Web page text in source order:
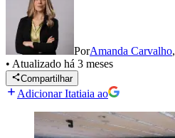
PorAmanda Carvalho,
• Atualizado há 3 meses
Compartilhar
Adicionar Itatiaia ao